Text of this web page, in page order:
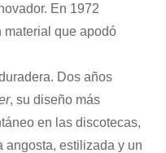
En 1972
material que apodó
Dos años
, su diseño más
en las discotecas,
angosta, estilizada y un